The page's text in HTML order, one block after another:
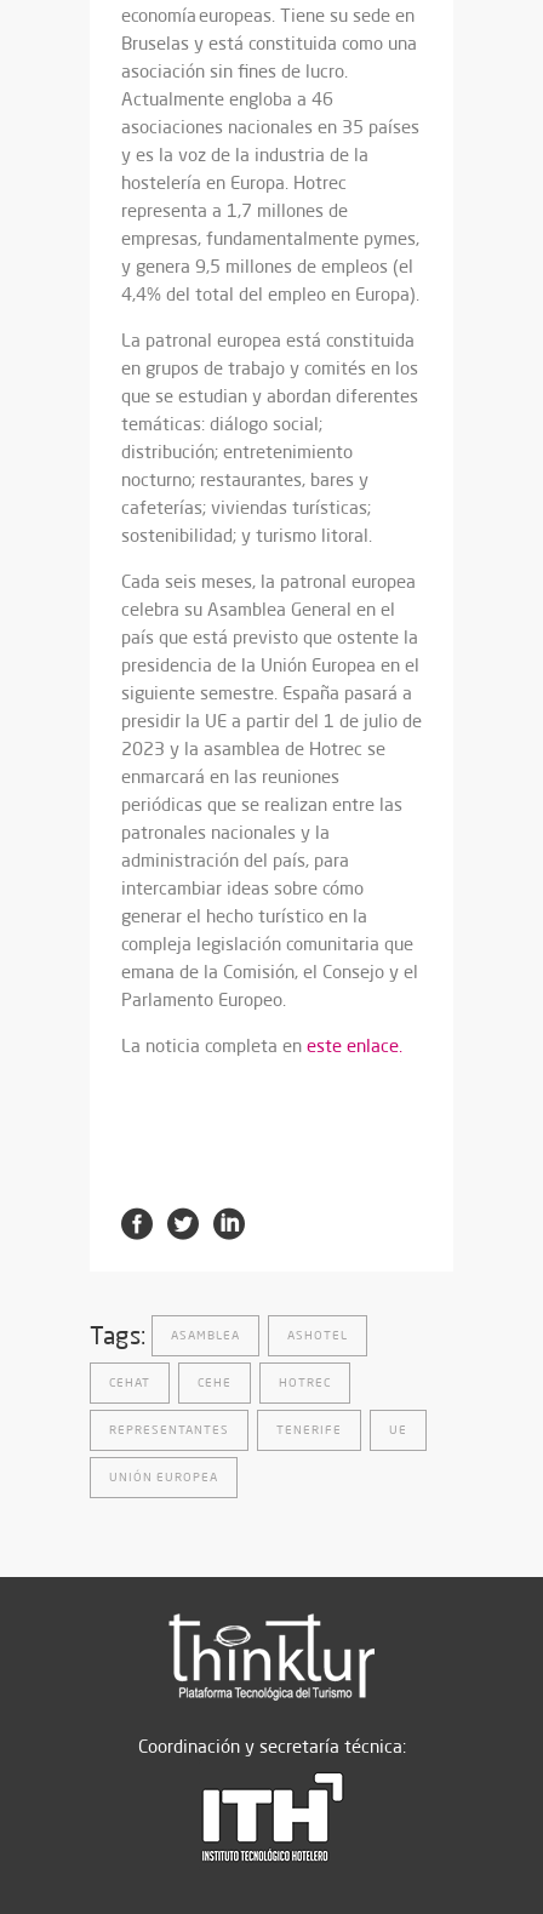
economía europeas. Tiene su sede en
Bruselas y está constituida como una
asociación sin fines de lucro.
Actualmente engloba a 46
asociaciones nacionales en 35 países
y es la voz de la industria de la
hostelería en Europa. Hotrec
representa a 1,7 millones de
empresas, fundamentalmente pymes,
y genera 9,5 millones de empleos (el
4,4% del total del empleo en Europa).
La patronal europea está constituida
en grupos de trabajo y comités en los
que se estudian y abordan diferentes
temáticas: diálogo social;
distribución; entretenimiento
nocturno; restaurantes, bares y
cafeterías; viviendas turísticas;
sostenibilidad; y turismo litoral.
Cada seis meses, la patronal europea
celebra su Asamblea General en el
país que está previsto que ostente la
presidencia de la Unión Europea en el
siguiente semestre. España pasará a
presidir la UE a partir del 1 de julio de
2023 y la asamblea de Hotrec se
enmarcará en las reuniones
periódicas que se realizan entre las
patronales nacionales y la
administración del país, para
intercambiar ideas sobre cómo
generar el hecho turístico en la
compleja legislación comunitaria que
emana de la Comisión, el Consejo y el
Parlamento Europeo.
La noticia completa en este enlace.
Tags: ASAMBLEA ASHOTEL
CEHAT CEHE HOTREC
REPRESENTANTES TENERIFE UE
UNIÓN EUROPEA
Coordinación y secretaría técnica: